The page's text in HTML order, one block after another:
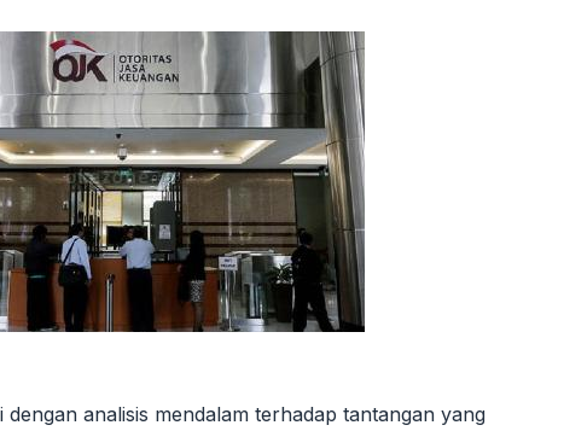
analisis mendalam terhadap tantangan yang